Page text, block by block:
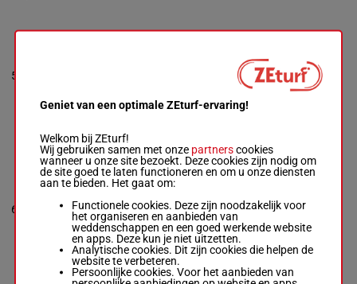
5
4p 5p 1p 2p 4p
6
ELIMINATE
Ms Natasha
Faithfull-John
M/6 -55
2p 2p 3p (22)
1p 2p 4p 5p 7p
5p 1p 1p (21)
M/6 55 kg
2p 2p 3p
2p 4p 5p
7p 5p 1p
1p (21)
6p
5
Geniet van een optimale ZEturf-ervaring!
Welkom bij ZEturf!
Wij gebruiken samen met onze partnerscookies
wanneer u onze site bezoekt. Deze cookies zijn nodig om
de site goed te laten functioneren en om u onze diensten
aan te bieden. Het gaat om:
Functionele cookies. Deze zijn noodzakelijk voor
het organiseren en aanbieden van
weddenschappen en een goed werkende website
en apps. Deze kun je niet uitzetten.
Analytische cookies. Dit zijn cookies die helpen de
website te verbeteren.
Persoonlijke cookies. Voor het aanbieden van